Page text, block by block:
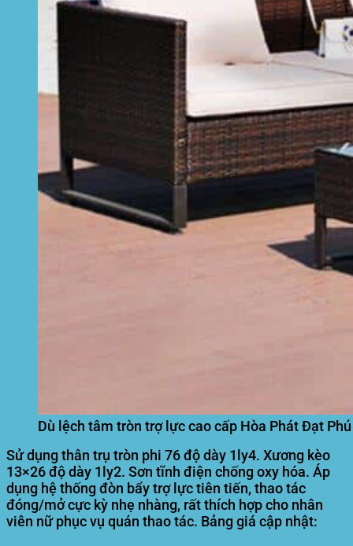
Dù lệch tâm tròn trợ lực cao cấp Hòa Phát Đạt
Sử dụng thân trụ tròn phi 76 độ dày 1ly4. Xương kèo
13×26 độ dày 1ly2. Sơn tĩnh điện chống oxy hóa. Áp
dụng hệ thống đòn bẩy trợ lực tiên tiến, thao tác
đóng/mở cực kỳ nhẹ nhàng, rất thích hợp cho nhân
viên nữ phục vụ quán thao tác. Bảng giá cập nhật: